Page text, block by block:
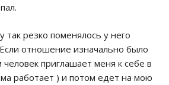
так резко поменялось у него
отношение изначально было
приглашает меня к себе в
работает ) и потом едет на мою